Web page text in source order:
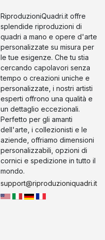
RiproduzioniQuadri.it offre
splendide riproduzioni di
quadri a mano e opere d'arte
personalizzate su misura per
le tue esigenze. Che tu stia
cercando capolavori senza
tempo o creazioni uniche e
personalizzate, i nostri artisti
esperti offrono una qualità e
un dettaglio eccezionali.
Perfetto per gli amanti
dell'arte, i collezionisti e le
aziende, offriamo dimensioni
personalizzabili, opzioni di
cornici e spedizione in tutto il
mondo.
support@riproduzioniquadri.it